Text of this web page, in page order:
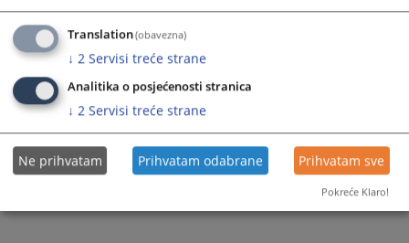
Translation(obavezna)
↓ 2 Servisi treće strane
Analitika o posjećenosti stranica
↓ 2 Servisi treće strane
Ne prihvatam Prihvatam odabrane Prihvatam sve
Pokreće Klaro!